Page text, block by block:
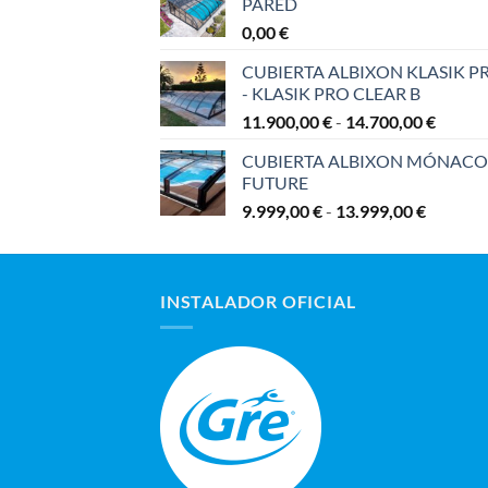
0,00€
CUBIERTA ALBIXON KLASIK
- KLASIK PRO CLEAR B
11.900,00€- 14.700,00€Rango
precios:
CUBIERTA ALBIXON MÓNACO
FUTURE
9.999,00€- 13.999,00€Rango
precios:
INSTALADOR OFICIAL